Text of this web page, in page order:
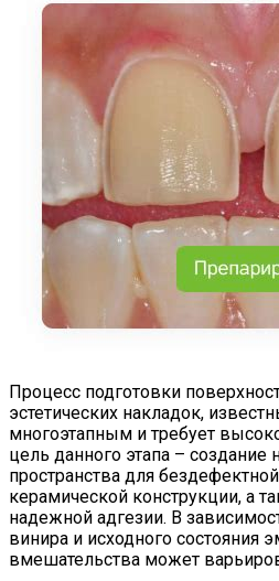
Процесс подготовки
эстетических накладок,
многоэтапным и требует
цель данного этапа – создание
пространства для
керамической конструкции, а
надежной адгезии. В
винира и исходного состояния
вмешательства может